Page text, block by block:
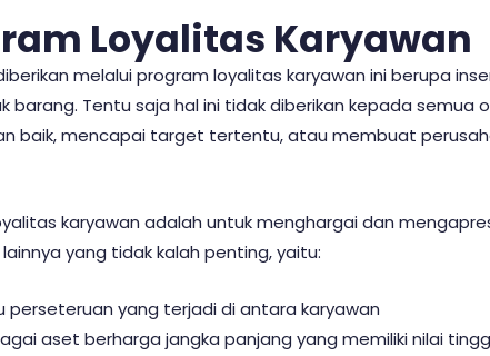
Loyalitas Karyawan
melalui program loyalitas karyawan ini berupa
Tentu saja hal ini tidak diberikan kepada semua
baik, mencapai target tertentu, atau membuat
karyawan adalah untuk menghargai dan
yang tidak kalah penting, yaitu:
perseteruan yang terjadi di antara karyawan
aset berharga jangka panjang yang memiliki nilai